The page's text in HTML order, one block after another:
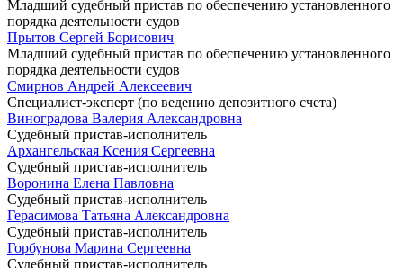
Младший судебный пристав по обеспечению установленного
порядка деятельности судов
Прытов Сергей Борисович
Младший судебный пристав по обеспечению установленного
порядка деятельности судов
Смирнов Андрей Алексеевич
Специалист-эксперт (по ведению депозитного счета)
Виноградова Валерия Александровна
Судебный пристав-исполнитель
Архангельская Ксения Сергеевна
Судебный пристав-исполнитель
Воронина Елена Павловна
Судебный пристав-исполнитель
Герасимова Татьяна Александровна
Судебный пристав-исполнитель
Горбунова Марина Сергеевна
Судебный пристав-исполнитель